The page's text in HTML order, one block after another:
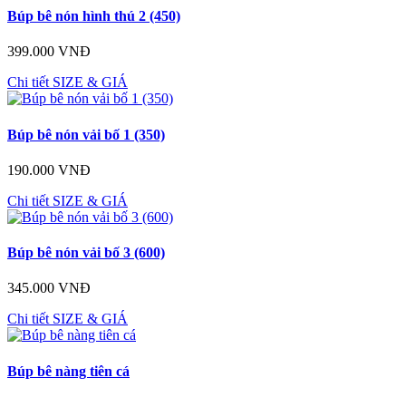
Búp bê nón hình thú 2 (450)
399.000 VNĐ
Chi tiết SIZE & GIÁ
Búp bê nón vải bố 1 (350)
190.000 VNĐ
Chi tiết SIZE & GIÁ
Búp bê nón vải bố 3 (600)
345.000 VNĐ
Chi tiết SIZE & GIÁ
Búp bê nàng tiên cá